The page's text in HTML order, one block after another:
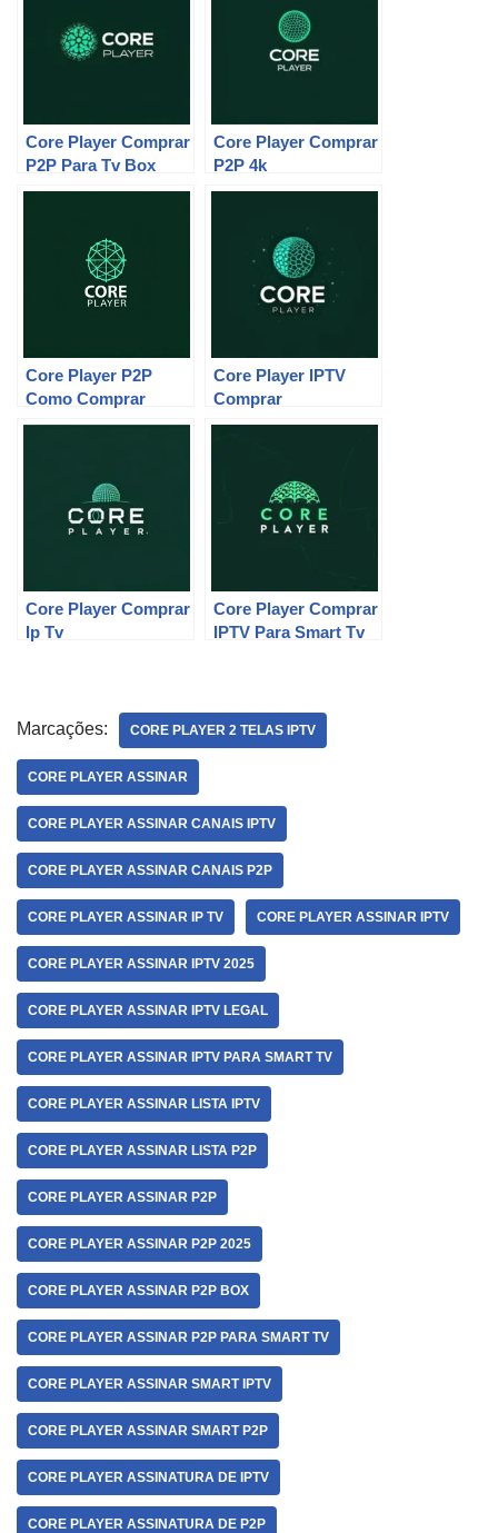
Core Player Comprar
P2P Para Tv Box
Core Player Comprar
P2P 4k
Core Player P2P
Como Comprar
Core Player IPTV
Comprar
Core Player Comprar
Ip Tv
Core Player Comprar
IPTV Para Smart Tv
Marcações: CORE PLAYER 2 TELAS IPTV
CORE PLAYER ASSINAR
CORE PLAYER ASSINAR CANAIS IPTV
CORE PLAYER ASSINAR CANAIS P2P
CORE PLAYER ASSINAR IP TV CORE PLAYER ASSINAR IPTV
CORE PLAYER ASSINAR IPTV 2025
CORE PLAYER ASSINAR IPTV LEGAL
CORE PLAYER ASSINAR IPTV PARA SMART TV
CORE PLAYER ASSINAR LISTA IPTV
CORE PLAYER ASSINAR LISTA P2P
CORE PLAYER ASSINAR P2P
CORE PLAYER ASSINAR P2P 2025
CORE PLAYER ASSINAR P2P BOX
CORE PLAYER ASSINAR P2P PARA SMART TV
CORE PLAYER ASSINAR SMART IPTV
CORE PLAYER ASSINAR SMART P2P
CORE PLAYER ASSINATURA DE IPTV
CORE PLAYER ASSINATURA DE P2P